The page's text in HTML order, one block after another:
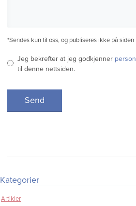
*Sendes kun til oss, og publiseres ikke på siden
Jeg bekrefter at jeg godkjenner
til denne nettsiden.
Send
Kategorier
Artikler